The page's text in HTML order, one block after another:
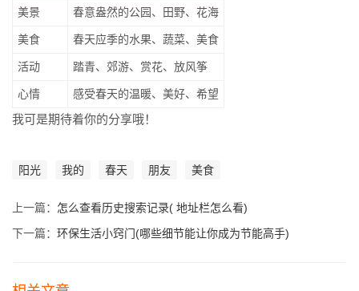
美景 春意盎然的公园、田野、花海
美食 春天应季的水果、蔬菜、美食
活动 踏青、郊游、赏花、放风筝
心情 感受春天的温暖、美好、希望
我可是期待着你的分享哦！
阳光 我的 春天 朋友 美食
上一篇： 怎么查看历史搜索记录( 地址栏怎么看)
下一篇： 环保生活小窍门(哪些细节能让你成为节能高手)